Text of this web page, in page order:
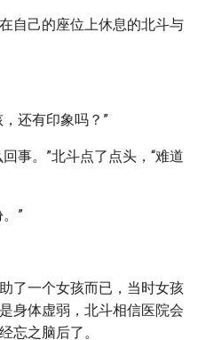
自己的座位上休息的北斗与
还有印象吗？”
事。”北斗点了点头，“难道
”
了一个女孩而已，当时女孩
身体虚弱，北斗相信医院会
忘之脑后了。